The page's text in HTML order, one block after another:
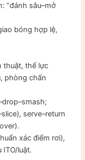
“đánh sâu–mở
bóng hợp lệ,
thuật, thể lực
phòng chấn
serve–return
xác điểm rơi),
ITO/luật.